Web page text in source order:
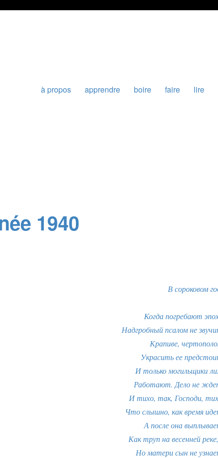
à propos apprendre boire faire lire
1940
В сороковом
Когда погребают
Надгробный псалом не
Крапиве,
Украсить ее
И только могильщики
Работают. Дело не
И тихо, так, Господи,
Что слышно, как время
А после она
Как труп на весенней
Но матери сын не